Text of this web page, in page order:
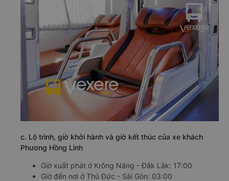
c. Lộ trình, giờ khởi hành và giờ kết thúc của xe khách
Phương Hồng Linh
Giờ xuất phát ở Krông Năng - Đắk Lắk: 17:00
Giờ đến nơi ở Thủ Đức - Sài Gòn: 03:00